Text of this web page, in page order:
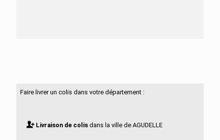
Faire livrer un colis dans votre département :
Livraison de colisdans la ville de AGUDELLE